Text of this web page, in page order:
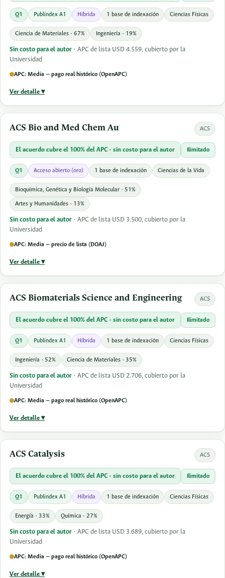
Q1 Publindex A1 Híbrida 1 base de indexación Ciencias Físicas
Ciencia de Materiales · 67% Ingeniería · 19%
Sin costo para el autor · APC de lista USD 4.559, cubierto por la
Universidad
APC: Media — pago real histórico (OpenAPC)
Ver detalle ▾
ACS Bio and Med Chem Au ACS
El acuerdo cubre el 100% del APC - sin costo para el autor Ilimitado
Q1 Acceso abierto (oro) 1 base de indexación Ciencias de la Vida
Bioquímica, Genética y Biología Molecular · 51%
Artes y Humanidades · 13%
Sin costo para el autor · APC de lista USD 3.500, cubierto por la
Universidad
APC: Media — precio de lista (DOAJ)
Ver detalle ▾
ACS Biomaterials Science and Engineering ACS
El acuerdo cubre el 100% del APC - sin costo para el autor Ilimitado
Q1 Publindex A1 Híbrida 1 base de indexación Ciencias Físicas
Ingeniería · 52% Ciencia de Materiales · 35%
Sin costo para el autor · APC de lista USD 2.706, cubierto por la
Universidad
APC: Media — pago real histórico (OpenAPC)
Ver detalle ▾
ACS Catalysis ACS
El acuerdo cubre el 100% del APC - sin costo para el autor Ilimitado
Q1 Publindex A1 Híbrida 1 base de indexación Ciencias Físicas
Energía · 33% Química · 27%
Sin costo para el autor · APC de lista USD 3.689, cubierto por la
Universidad
APC: Media — pago real histórico (OpenAPC)
Ver detalle ▾